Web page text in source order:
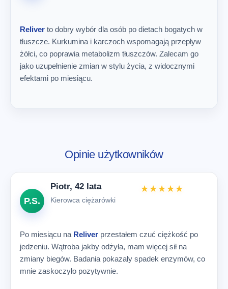
Reliver to dobry wybór dla osób po dietach bogatych w
tłuszcze. Kurkumina i karczoch wspomagają przepływ
żółci, co poprawia metabolizm tłuszczów. Zalecam go
jako uzupełnienie zmian w stylu życia, z widocznymi
efektami po miesiącu.
Opinie użytkowników
P.S.
Piotr, 42 lata
Kierowca ciężarówki
★★★★★
Po miesiącu na Reliver przestałem czuć ciężkość po
jedzeniu. Wątroba jakby odżyła, mam więcej sił na
zmiany biegów. Badania pokazały spadek enzymów, co
mnie zaskoczyło pozytywnie.